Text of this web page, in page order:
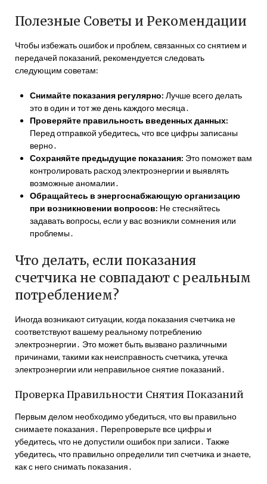
Полезные Советы и Рекомендации
Чтобы избежать ошибок и проблем, связанных со снятием и
передачей показаний, рекомендуется следовать
следующим советам:
Снимайте показания регулярно: Лучше всего делать
это в один и тот же день каждого месяца․
Проверяйте правильность введенных данных:
Перед отправкой убедитесь, что все цифры записаны
верно․
Сохраняйте предыдущие показания: Это поможет вам
контролировать расход электроэнергии и выявлять
возможные аномалии․
Обращайтесь в энергоснабжающую организацию
при возникновении вопросов: Не стесняйтесь
задавать вопросы, если у вас возникли сомнения или
проблемы․
Что делать, если показания
счетчика не совпадают с реальным
потреблением?
Иногда возникают ситуации, когда показания счетчика не
соответствуют вашему реальному потреблению
электроэнергии․ Это может быть вызвано различными
причинами, такими как неисправность счетчика, утечка
электроэнергии или неправильное снятие показаний․
Проверка Правильности Снятия Показаний
Первым делом необходимо убедиться, что вы правильно
снимаете показания․ Перепроверьте все цифры и
убедитесь, что не допустили ошибок при записи․ Также
убедитесь, что правильно определили тип счетчика и знаете,
как с него снимать показания․